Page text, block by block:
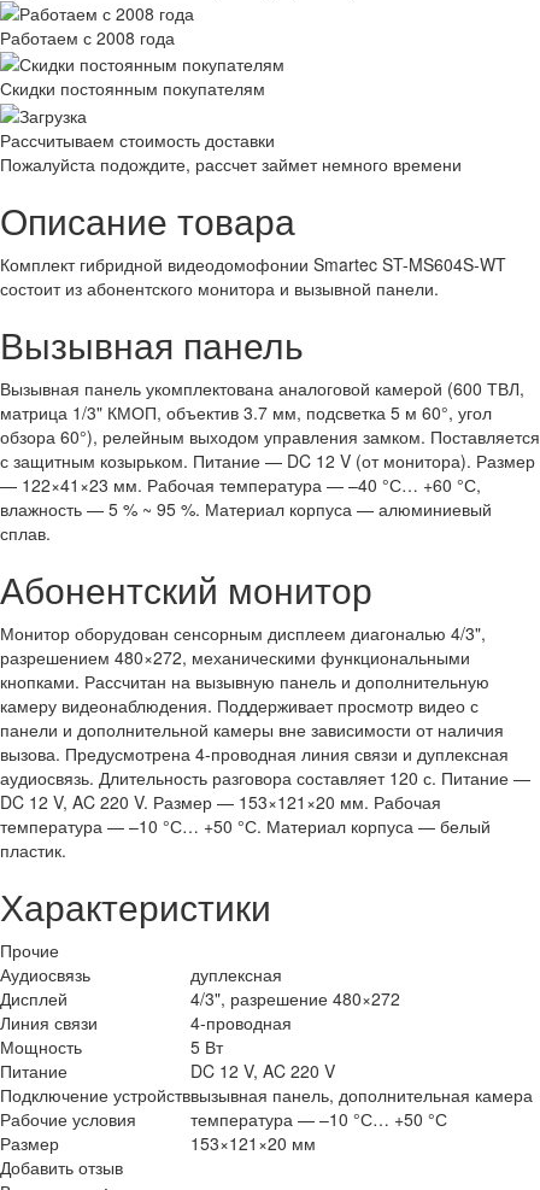
Работаем с 2008 года
Скидки постоянным покупателям
Рассчитываем стоимость доставки
Пожалуйста подождите, рассчет займет немного времени
Описание товара
Комплект гибридной видеодомофонии Smartec ST-MS604S-WT
состоит из абонентского монитора и вызывной панели.
Вызывная панель
Вызывная панель укомплектована аналоговой камерой (600 ТВЛ,
матрица 1/3" КМОП, объектив 3.7 мм, подсветка 5 м 60°, угол
обзора 60°), релейным выходом управления замком. Поставляется
с защитным козырьком. Питание — DC 12 V (от монитора). Размер
— 122×41×23 мм. Рабочая температура — –40 °С… +60 °С,
влажность — 5 % ~ 95 %. Материал корпуса — алюминиевый
сплав.
Абонентский монитор
Монитор оборудован сенсорным дисплеем диагональю 4/3",
разрешением 480×272, механическими функциональными
кнопками. Рассчитан на вызывную панель и дополнительную
камеру видеонаблюдения. Поддерживает просмотр видео с
панели и дополнительной камеры вне зависимости от наличия
вызова. Предусмотрена 4-проводная линия связи и дуплексная
аудиосвязь. Длительность разговора составляет 120 с. Питание —
DC 12 V, AC 220 V. Размер — 153×121×20 мм. Рабочая
температура — –10 °С… +50 °С. Материал корпуса — белый
пластик.
Характеристики
Прочие
Аудиосвязь
дуплексная
Дисплей
4/3", разрешение 480×272
Линия связи
4-проводная
Мощность
5 Вт
Питание
DC 12 V, AC 220 V
Подключение устройстввызывная панель, дополнительная камера
Рабочие условия
температура — –10 °С… +50 °С
Размер
153×121×20 мм
Добавить отзыв